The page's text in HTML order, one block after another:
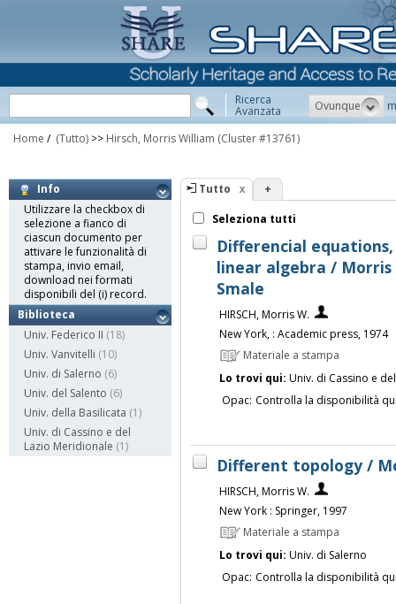
Ricerca
Avanzata Ovunque
Home / (Tutto) >> Hirsch, Morris William (Cluster #13761)
Info
Utilizzare la checkbox di
selezione a fianco di
ciascun documento per
attivare le funzionalità di
stampa, invio email,
download nei formati
disponibili del (i) record.
Biblioteca
Univ. Federico II (18)
Univ. Vanvitelli (10)
Univ. di Salerno (6)
Univ. del Salento (6)
Univ. della Basilicata (1)
Univ. di Cassino e del
Lazio Meridionale (1)
Tutto +
Seleziona tutti
Differencial
linear algebra / Morris
Smale
HIRSCH, Morris W.
New York, : Academic press, 1974
Materiale a stampa
Lo trovi qui: Univ. di Cassino e
Opac: Controlla la disponibilità
Different topology /
HIRSCH, Morris W.
New York : Springer, 1997
Materiale a stampa
Lo trovi qui: Univ. di Salerno
Opac: Controlla la disponibilità